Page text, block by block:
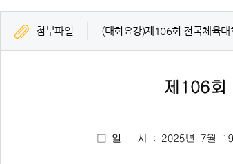
첨부파일 (대회요강)제106회 전국체육